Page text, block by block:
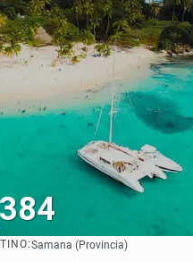
Ver
Samana (Provincia)